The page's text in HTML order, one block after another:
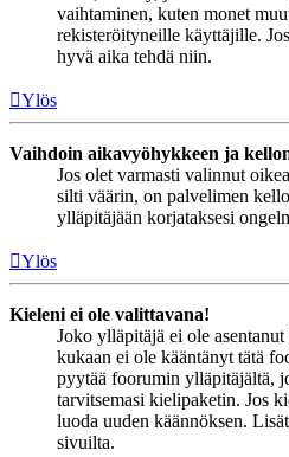
vaihtaminen, kuten monet
rekisteröityneille käyttäjille.
hyvä aika tehdä niin.
Ylös
Vaihdoin aikavyöhykkeen ja
Jos olet varmasti valinnut
silti väärin, on palvelimen
ylläpitäjään korjataksesi
Ylös
Kieleni ei ole valittavana!
Joko ylläpitäjä ei ole
kukaan ei ole kääntänyt tätä
pyytää foorumin ylläpitäjältä,
tarvitsemasi kielipaketin. Jos
luoda uuden käännöksen.
sivuilta.